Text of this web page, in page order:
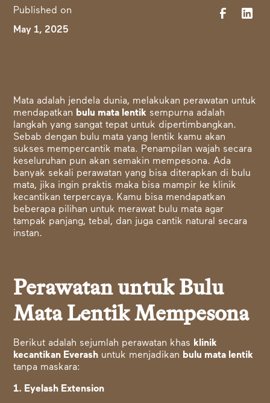
Published on
May 1, 2025
Mata adalah jendela dunia, melakukan perawatan untuk
mendapatkan bulu mata lentik sempurna adalah
langkah yang sangat tepat untuk dipertimbangkan.
Sebab dengan bulu mata yang lentik kamu akan
sukses mempercantik mata. Penampilan wajah secara
keseluruhan pun akan semakin mempesona. Ada
banyak sekali perawatan yang bisa diterapkan di bulu
mata, jika ingin praktis maka bisa mampir ke klinik
kecantikan terpercaya. Kamu bisa mendapatkan
beberapa pilihan untuk merawat bulu mata agar
tampak panjang, tebal, dan juga cantik natural secara
instan.
Perawatan untuk Bulu
Mata Lentik Mempesona
Berikut adalah sejumlah perawatan khas klinik
kecantikan Everash untuk menjadikan bulu mata lentik
tanpa maskara:
1. Eyelash Extension